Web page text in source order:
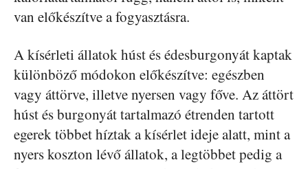
van előkészítve a fogyasztásra.
A kísérleti állatok húst és édesburgonyát kaptak
különböző módokon előkészítve: egészben
vagy áttörve, illetve nyersen vagy főve. Az áttört
húst és burgonyát tartalmazó étrenden tartott
egerek többet híztak a kísérlet ideje alatt, mint a
nyers koszton lévő állatok, a legtöbbet pedig a